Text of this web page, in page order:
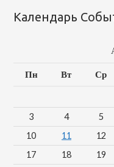
Календарь
Пн Вт Ср
3
4 5
10
11 12
17
18 19